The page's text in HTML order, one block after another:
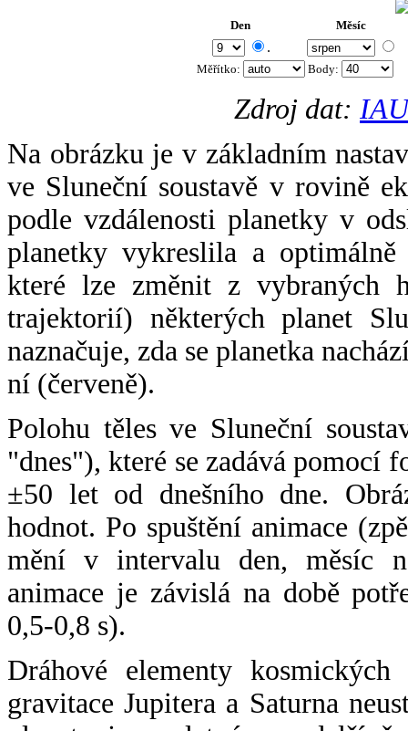
Den Měsíc
.
Měřítko: Body:
Zdroj dat:
Na obrázku je v základním
ve Sluneční soustavě v rovině
podle vzdálenosti planetky v
planetky vykreslila a
které lze změnit z vybraných
trajektorií) některých planet
naznačuje, zda se planetka
ní (červeně).
Polohu těles ve Sluneční
"dnes"), které se zadává pomocí
±50 let od dnešního dne.
hodnot. Po spuštění animace
mění v intervalu den, měsíc
animace je závislá na době
0,5-0,8 s).
Dráhové elementy
gravitace Jupitera a Saturna